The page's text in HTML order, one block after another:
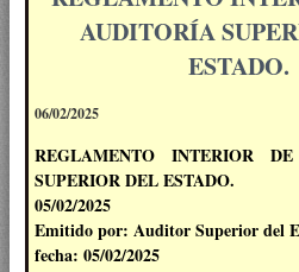
AUDITORÍA
ESTADO.
06/02/2025
REGLAMENTO INTERIOR
SUPERIOR DEL ESTADO.
05/02/2025
Emitido por: Auditor Superior del
fecha: 05/02/2025